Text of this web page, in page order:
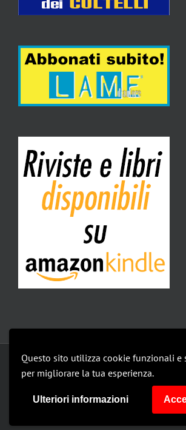
Questo sito utilizza cookie funzionali e
per migliorare la tua esperienza.
Ulteriori informazioni
Copyright 2019 Isomedia Srl | All Rights
Le mie impostazioni
FacebookFacebook